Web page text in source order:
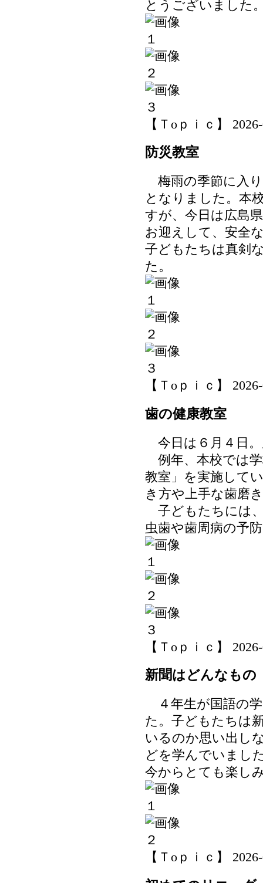
とうございました
【Ｔoｐｉｃ】
防災教室
梅雨の季節に入
となりました。本
すが、今日は広島
お迎えして、安全
子どもたちは真剣
た。
【Ｔoｐｉｃ】
歯の健康教室
今日は６月４日
例年、本校では
教室」を実施して
き方や上手な歯磨
子どもたちには
虫歯や歯周病の予
【Ｔoｐｉｃ】
新聞はどんなもの
４年生が国語の
た。子どもたちは
いるのか思い出し
どを学んでいまし
今からとても楽し
【Ｔoｐｉｃ】